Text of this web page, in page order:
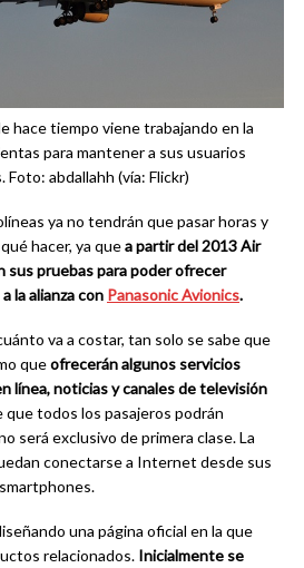
hace tiempo viene trabajando en la
para mantener a sus usuarios
Foto: abdallahh (vía: Flickr)
ya no tendrán que pasar horas y
hacer, ya quea partir del 2013 Air
sus pruebas para poder ofrecer
la alianza con Panasonic Avionics.
va a costar, tan solo se sabe que
queofrecerán algunos servicios
línea, noticias y canales de televisión
que todos los pasajeros podrán
será exclusivo de primera clase. La
conectarse a Internet desde sus
una página oficial en la que
relacionados. Inicialmente se